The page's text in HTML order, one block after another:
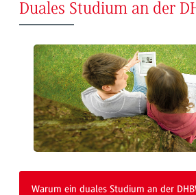
Duales Studium an der
Warum ein duales Studium an der